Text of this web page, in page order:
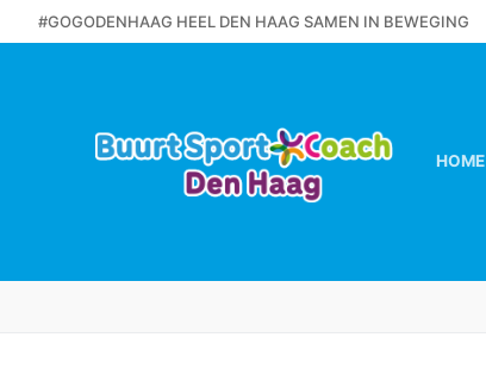
naar
#GOGODENHAAG HEEL DEN HAAG SAMEN IN BEWEGING
HOME